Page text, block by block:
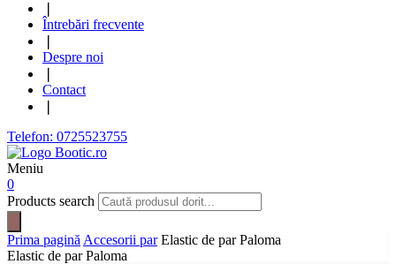
Întrebări frecvente
Despre noi
Contact
Telefon: 0725523755
Meniu
0
Products search
Prima pagină Accesorii par Elastic de par Paloma
Elastic de par Paloma